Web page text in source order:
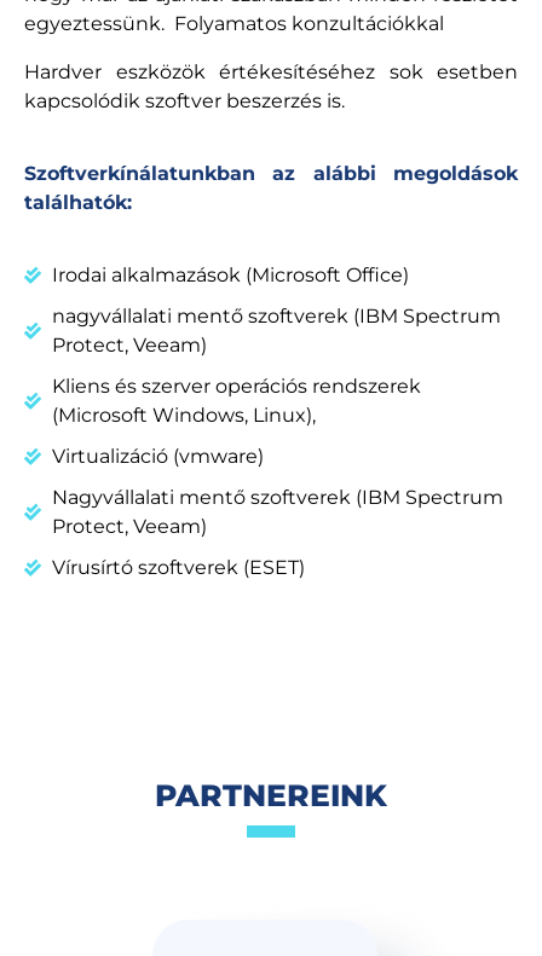
egyeztessünk. Folyamatos konzultációkkal
Hardver eszközök értékesítéséhez sok esetben
kapcsolódik szoftver beszerzés is.
Szoftverkínálatunkban az alábbi megoldások
találhatók:
Irodai alkalmazások (Microsoft Office)
nagyvállalati mentő szoftverek (IBM Spectrum
Protect, Veeam)
Kliens és szerver operációs rendszerek
(Microsoft Windows, Linux),
Virtualizáció (vmware)
Nagyvállalati mentő szoftverek (IBM Spectrum
Protect, Veeam)
Vírusírtó szoftverek (ESET)
PARTNEREINK